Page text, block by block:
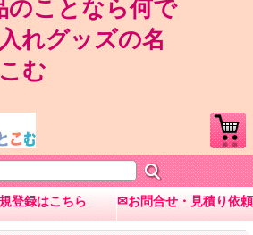
のことなら何で
れグッズの名
む
登録はこちら ✉お問合せ・見積り依頼